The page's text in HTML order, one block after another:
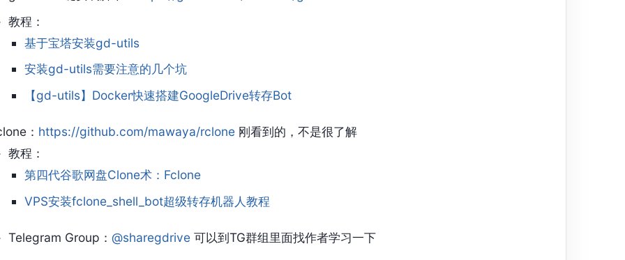
教程：
基于宝塔安装gd-utils
安装gd-utils需要注意的几个坑
【gd-utils】Docker快速搭建GoogleDrive转存Bot
： https://github.com/mawaya/rclone 刚看到的，不是很了解
教程：
第四代谷歌网盘Clone术：Fclone
VPS安装fclone_shell_bot超级转存机器人教程
Telegram Group： @sharegdrive可以到TG群组里面找作者学习一下